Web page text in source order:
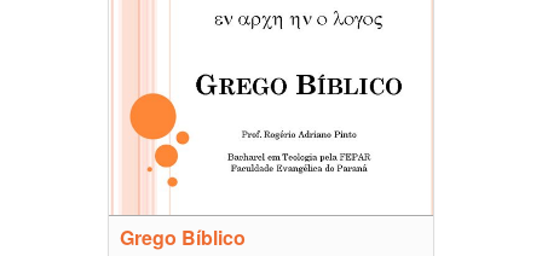
Grego Bíblico